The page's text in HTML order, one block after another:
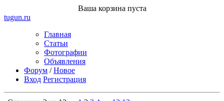
Ваша корзина пуста
tugun.ru
Главная
Статьи
Фотографии
Объявления
Форум /Новое
Вход Регистрация